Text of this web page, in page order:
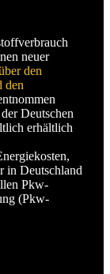
neuer
den
den
Deutschen
erhältlich
in Deutschland
Pkw-
(Pkw-